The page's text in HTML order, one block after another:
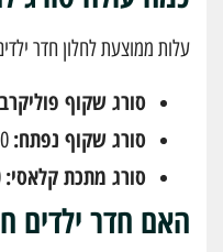
עלות ממוצעת לחלון חדר ילדים (80×120
סורג שקוף
סורג שקוף נפתח:
סורג מתכת קלאסי:
האם חדר ילדים